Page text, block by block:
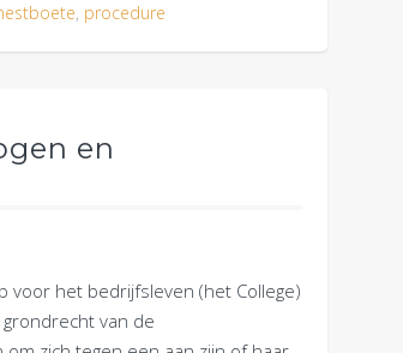
, procedure
en
voor het bedrijfsleven (het College)
van de